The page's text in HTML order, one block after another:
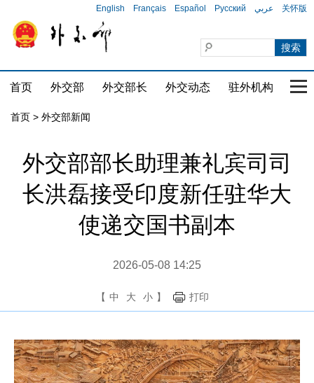
English Français Español Русский عربي 关怀版
首页 外交部 外交部长 外交动态 驻外机构 国
首页 > 外交部新闻
外交部部长助理兼礼宾司司
长洪磊接受印度新任驻华大
使递交国书副本
2026-05-08 14:25
【 中 大 小 】 打印